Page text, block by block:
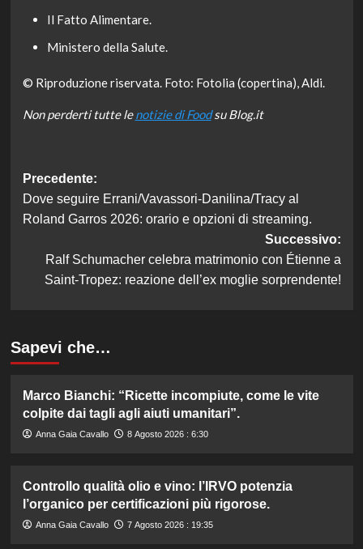
Il Fatto Alimentare.
Ministero della Salute.
© Riproduzione riservata. Foto: Fotolia (copertina), Aldi.
Non perderti tutte lenotizie di Foodsu Blog.it
Navigazione
articolo
Precedente:
Dove seguire Errani/Vavassori-Danilina/Tracy al
Roland Garros 2026: orario e opzioni di streaming.
Successivo:
Ralf Schumacher celebra matrimonio con Étienne a
Saint-Tropez: reazione dell’ex moglie sorprendente!
Sapevi che…
Marco Bianchi: “Ricette incompiute, come le vite
colpite dai tagli agli aiuti umanitari”.
Anna Gaia Cavallo 8 Agosto 2026 : 6:30
Controllo qualità olio e vino: l’IRVO potenzia
l’organico per certificazioni più rigorose.
Anna Gaia Cavallo 7 Agosto 2026 : 19:35